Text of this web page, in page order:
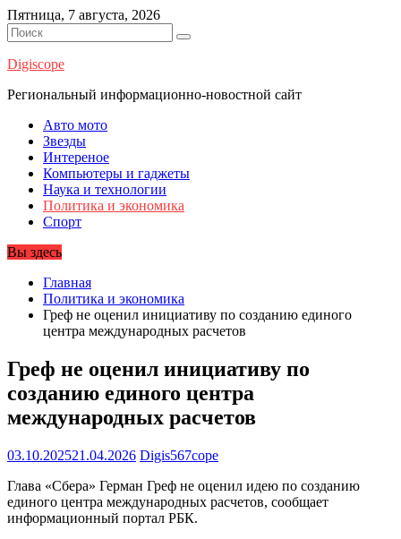
Перейти
к
содержимому
Пятница, 7 августа, 2026
Digiscope
Региональный информационно-новостной сайт
Авто мото
Звезды
Интереное
Компьютеры и гаджеты
Наука и технологии
Политика и экономика
Спорт
Вы здесь
Главная
Политика и экономика
Греф не оценил инициативу по созданию единого
центра международных расчетов
Греф не оценил инициативу по
созданию единого центра
международных расчетов
03.10.202521.04.2026 Digis567cope
Глава «Сбера» Герман Греф не оценил идею по созданию
единого центра международных расчетов, сообщает
информационный портал РБК.